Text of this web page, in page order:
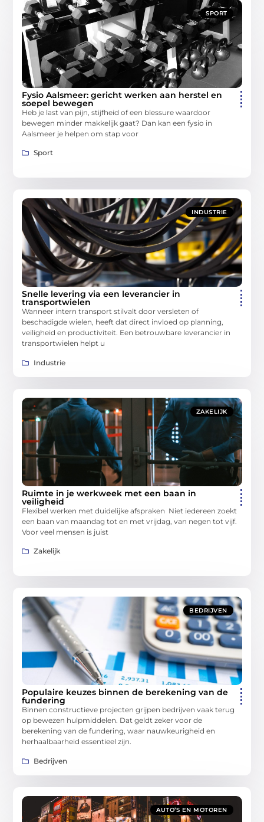
SPORT
Fysio Aalsmeer: gericht werken aan herstel en
soepel bewegen
Heb je last van pijn, stijfheid of een blessure waardoor
bewegen minder makkelijk gaat? Dan kan een fysio in
Aalsmeer je helpen om stap voor
Sport
INDUSTRIE
Snelle levering via een leverancier in
transportwielen
Wanneer intern transport stilvalt door versleten of
beschadigde wielen, heeft dat direct invloed op planning,
veiligheid en productiviteit. Een betrouwbare leverancier in
transportwielen helpt u
Industrie
ZAKELIJK
Ruimte in je werkweek met een baan in
veiligheid
Flexibel werken met duidelijke afspraken Niet iedereen zoekt
een baan van maandag tot en met vrijdag, van negen tot vijf.
Voor veel mensen is juist
Zakelijk
BEDRIJVEN
Populaire keuzes binnen de berekening van de
fundering
Binnen constructieve projecten grijpen bedrijven vaak terug
op bewezen hulpmiddelen. Dat geldt zeker voor de
berekening van de fundering, waar nauwkeurigheid en
herhaalbaarheid essentieel zijn.
Bedrijven
AUTO’S EN MOTOREN